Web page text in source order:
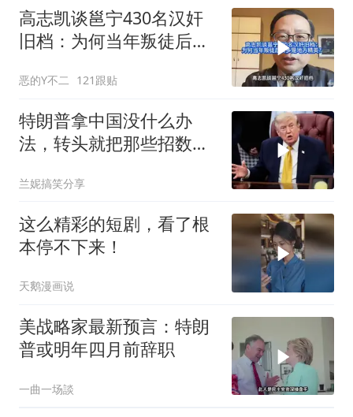
高志凯谈邕宁430名汉奸
旧档：为何当年叛徒后人
恶的Y不二 121跟贴
特朗普拿中国没什么办
法，转头就把那些招数，
兰妮搞笑分享
这么精彩的短剧，看了根
本停不下来！
天鹅漫画说
美战略家最新预言：特朗
普或明年四月前辞职
一曲一场談